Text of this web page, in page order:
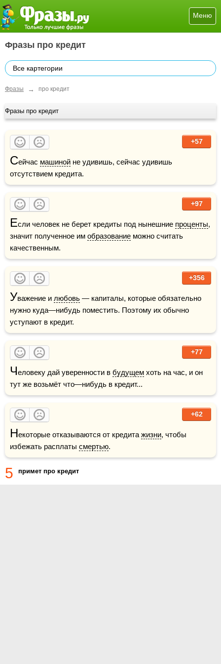
Меню
Фразы про кредит
Все картегории
Фразы → про кредит
Фразы про кредит
+57
Сейчас машиной не удивишь, сейчас удивишь
отсутствием кредита.
+97
Если человек не берет кредиты под нынешние проценты,
значит полученное им образование можно считать
качественным.
+356
Уважение и любовь — капиталы, которые обязательно
нужно куда—нибудь поместить. Поэтому их обычно
уступают в кредит.
+77
Человеку дай уверенности в будущем хоть на час, и он
тут же возьмёт что—нибудь в кредит...
+62
Некоторые отказываются от кредита жизни, чтобы
избежать расплаты смертью.
5 примет про кредит